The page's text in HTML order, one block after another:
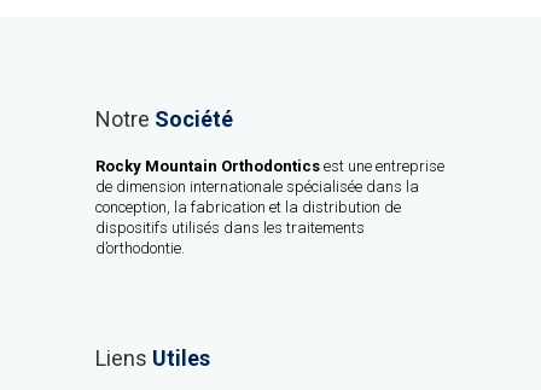
Notre Société
Rocky Mountain Orthodontics est une entreprise
de dimension internationale spécialisée dans la
conception, la fabrication et la distribution de
dispositifs utilisés dans les traitements
d’orthodontie.
Liens Utiles